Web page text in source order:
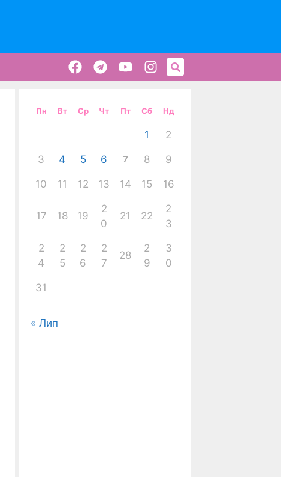
Пн Вт Ср Чт Пт Сб Нд
1 2
3 4 5 6 7 8 9
10 11 12 13 14 15 16
17 18 19
2
0
21 22
2
3
2
4
2
5
2
6
2
7
28
2
9
3
0
31
« Лип